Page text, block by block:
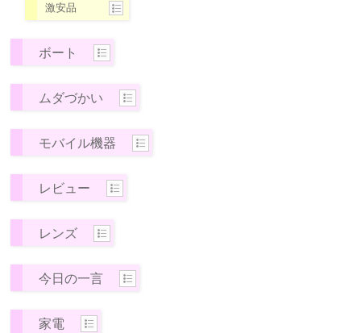
激安品
ボート
ムダづかい
モバイル機器
レビュー
レンズ
今日の一言
家電